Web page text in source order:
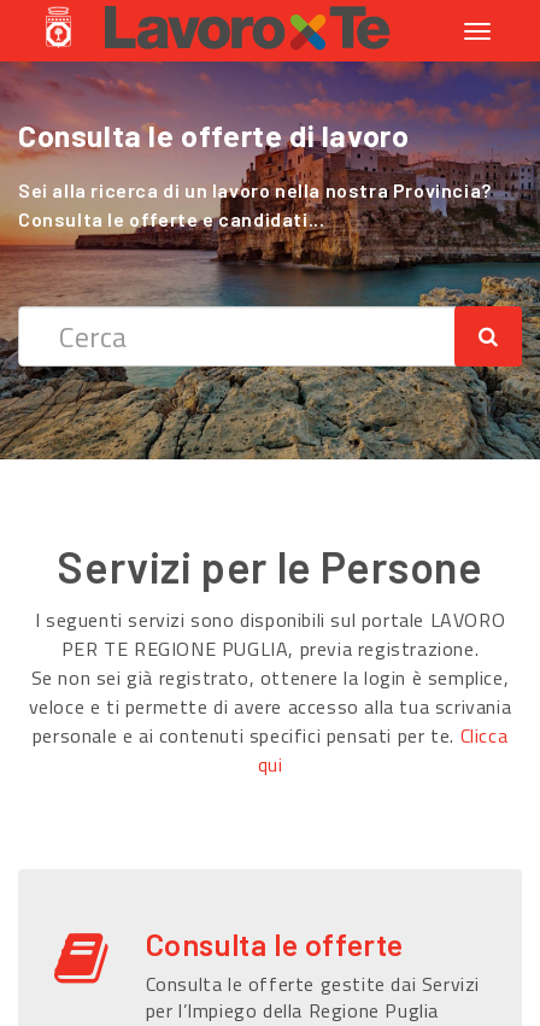
Toggle
Consulta le offerte di lavoro
Sei alla ricerca di un lavoro nella nostra Provincia?
Consulta le offerte e candidati...
Cerchi Lavoro nel Settore Agricolo
?
Sei alla ricerca di un lavoro nella nostra Provincia?
Consulta le offerte e candidati...
Servizi per le Persone
I seguenti servizi sono disponibili sul portale LAVORO
PER TE REGIONE PUGLIA, previa registrazione.
Se non sei già registrato, ottenere la login è semplice,
veloce e ti permette di avere accesso alla tua scrivania
personale e ai contenuti specifici pensati per te. Clicca
qui
Consulta le offerte
Consulta le offerte gestite dai Servizi
per l’Impiego della Regione Puglia